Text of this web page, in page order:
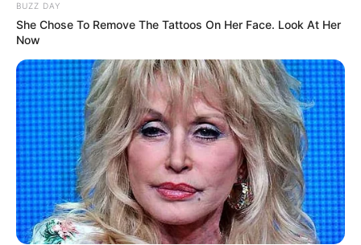
BUZZ DAY
She Chose To Remove The Tattoos On Her Face. Look At Her
Now